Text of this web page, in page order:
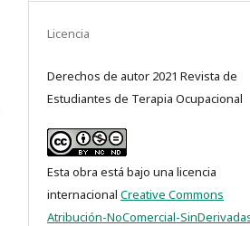
Licencia
Derechos de autor 2021 Revista de
Estudiantes de Terapia Ocupacional
Esta obra está bajo una licencia
internacional Creative Commons
Atribución-NoComercial-